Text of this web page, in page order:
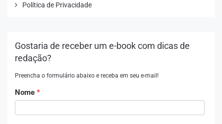
Política de Privacidade
Gostaria de receber um e-book com dicas de
redação?
Preencha o formulário abaixo e receba em seu e-mail!
Nome